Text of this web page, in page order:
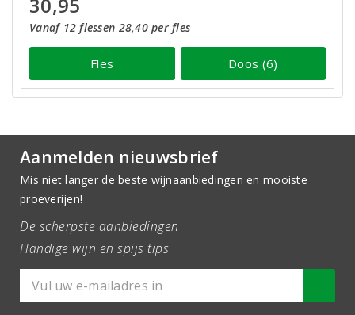
Vanaf 12 flessen 28,40 per fles
Fles Doos (6)
Aanmelden nieuwsbrief
Mis niet langer de beste wijnaanbiedingen en mooiste
proeverijen!
De scherpste aanbiedingen
Handige wijn en spijs tips